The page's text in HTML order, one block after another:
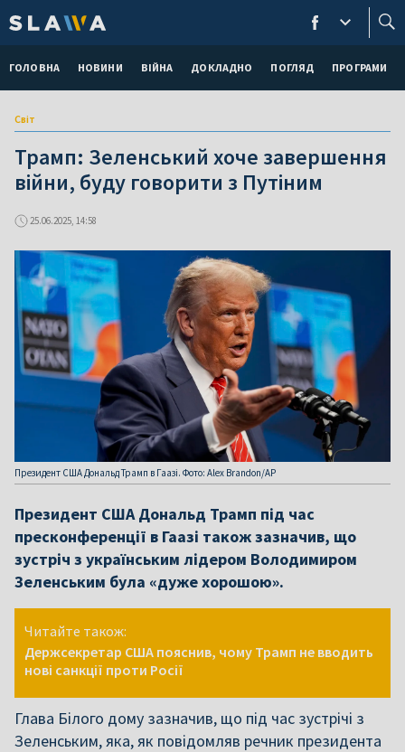
ГОЛОВНА НОВИНИ ВІЙНА ДОКЛАДНО ПОГЛЯД ПРОГРАМИ
Світ
Трамп: Зеленський хоче завершення
війни, буду говорити з Путіним
25.06.2025, 14:58
Президент США Дональд Трамп в Гаазі. Фото: Alex Brandon/АР
Президент США Дональд Трамп під час
пресконференції в Гаазі також зазначив, що
зустріч з українським лідером Володимиром
Зеленським була «дуже хорошою».
Читайте також:
Держсекретар США пояснив, чому Трамп не вводить
нові санкції проти Росії
Глава Білого дому зазначив, що під час зустрічі з
Зеленським, яка, як повідомляв речник президента